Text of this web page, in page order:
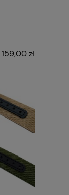
159,00 zł